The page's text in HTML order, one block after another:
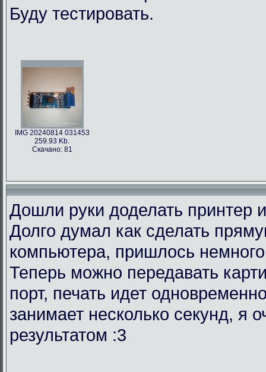
Буду тестировать.
IMG 20240814 031453
259.93 Kb.
Скачано: 81
Дошли руки доделать принтер
Долго думал как сделать
компьютера, пришлось немного
Теперь можно передавать
порт, печать идет
занимает несколько секунд, я
результатом :3